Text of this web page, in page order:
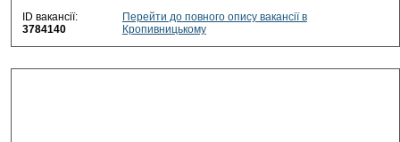
ID вакансії:
3784140
Перейти до повного опису вакансії в
Кропивницькому